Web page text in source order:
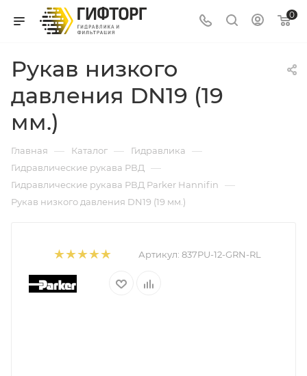
0
Рукав низкого
давления DN19 (19
мм.)
Главная — Каталог — Гидравлика —
Гидравлические рукава РВД —
Гидравлические рукава РВД Parker Hannifin —
Рукав низкого давления DN19 (19 мм.)
Артикул: 837PU-12-GRN-RL